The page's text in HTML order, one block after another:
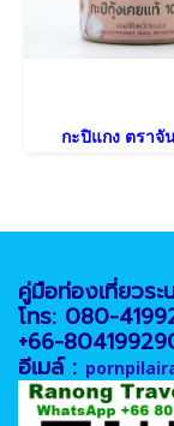
กะปิแกง ตราจั
คู่มือท่องเที่ยวระ
โทร: 080-
+66-
อีเมล์ :